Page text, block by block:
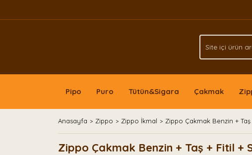
Pipo Puro Tütün&Sigara Çakmak
Anasayfa Zippo Zippo İkmal Zippo Çakmak Benzin + Taş
Zippo Çakmak Benzin + Taş + Fitil +